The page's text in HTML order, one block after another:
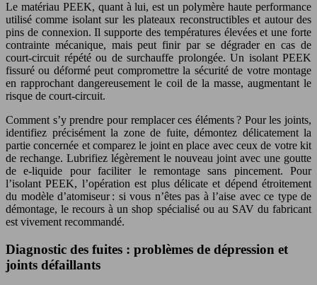
Le matériau PEEK, quant à lui, est un polymère haute performance
utilisé comme isolant sur les plateaux reconstructibles et autour des
pins de connexion. Il supporte des températures élevées et une forte
contrainte mécanique, mais peut finir par se dégrader en cas de
court-circuit répété ou de surchauffe prolongée. Un isolant PEEK
fissuré ou déformé peut compromettre la sécurité de votre montage
en rapprochant dangereusement le coil de la masse, augmentant le
risque de court-circuit.
Comment s’y prendre pour remplacer ces éléments ? Pour les joints,
identifiez précisément la zone de fuite, démontez délicatement la
partie concernée et comparez le joint en place avec ceux de votre kit
de rechange. Lubrifiez légèrement le nouveau joint avec une goutte
de e-liquide pour faciliter le remontage sans pincement. Pour
l’isolant PEEK, l’opération est plus délicate et dépend étroitement
du modèle d’atomiseur : si vous n’êtes pas à l’aise avec ce type de
démontage, le recours à un shop spécialisé ou au SAV du fabricant
est vivement recommandé.
Diagnostic des fuites : problèmes de dépression et
joints défaillants